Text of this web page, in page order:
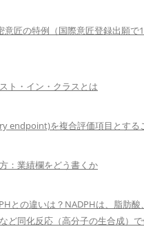
匠の特例（国際意匠登録出願で
ト・イン・クラスとは
endpoint)を複合評価項目とする
：業績欄をどう書くか
との違いは？NADPHは、脂肪酸
ど同化反応（高分子の生合成）